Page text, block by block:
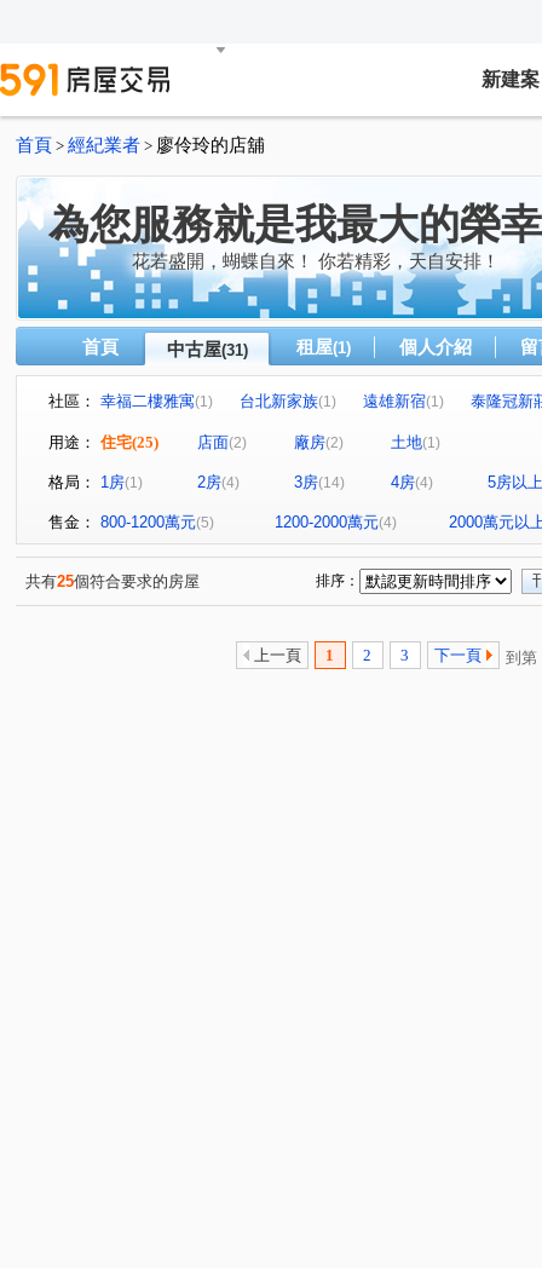
新建案
首頁 > 經紀業者 > 廖伶玲的店舖
為您服務就是我最大的榮幸
花若盛開，蝴蝶自來！ 你若精彩，天自安排！
首頁 中古屋(31) 租屋(1) 個人介紹
社區： 幸福二樓雅寓(1) 台北新家族(1) 遠雄新宿(1)
泰隆冠新
幸福公園百合館
(1) (1)
名軒富麗 幸福佳瑪方正二樓(1) 帝后花園維多利亞(1)
榮馥大院(1) 新泰陽 麥當勞三樓雅寓
幸福捷運三
聯邦新貴族(1) 合康新世紀(1) 五工商住辦(1) 壽安新城
幸福路(1) 中平路 糞箕湖(1) 新北大道四段(1)
中
福美街(1) 幸福東路(1) 復興路一段(1) 中華路二段(1)
(1) 頭興街(1) 五工三路 (1) 建興街
用途： 住宅(25) 店面(2) 廠房(2) 土地(1)
格局： 1房(1) 2房(4) 3房(14) 4房(4) 5房以上
售金： 800-1200萬元(5) 1200-2000萬元(4) 2000萬元以
共有25個符合要求的房屋 排序：
上一頁 1 2 3 下一頁 到第